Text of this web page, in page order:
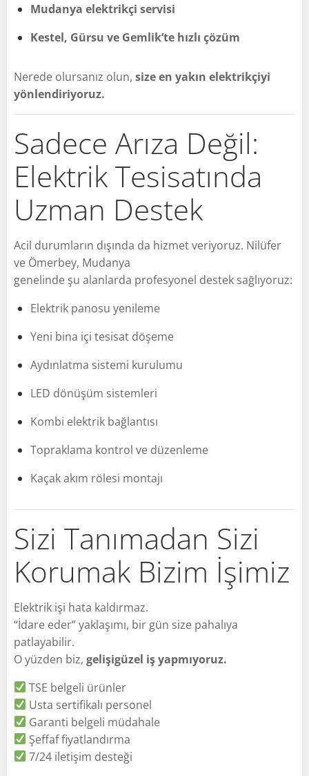
Mudanya elektrikçi servisi
Kestel, Gürsu ve Gemlik’te hızlı çözüm
Nerede olursanız olun, size en yakın elektrikçiyi
yönlendiriyoruz.
Sadece Arıza Değil:
Elektrik Tesisatında
Uzman Destek
Acil durumların dışında da hizmet veriyoruz. Nilüfer
ve Ömerbey, Mudanya
genelinde şu alanlarda profesyonel destek sağlıyoruz:
Elektrik panosu yenileme
Yeni bina içi tesisat döşeme
Aydınlatma sistemi kurulumu
LED dönüşüm sistemleri
Kombi elektrik bağlantısı
Topraklama kontrol ve düzenleme
Kaçak akım rölesi montajı
Sizi Tanımadan Sizi
Korumak Bizim İşimiz
Elektrik işi hata kaldırmaz.
“İdare eder” yaklaşımı, bir gün size pahalıya
patlayabilir.
O yüzden biz, gelişigüzel iş yapmıyoruz.
TSE belgeli ürünler
Usta sertifikalı personel
Garanti belgeli müdahale
Şeffaf fiyatlandırma
7/24 iletişim desteği